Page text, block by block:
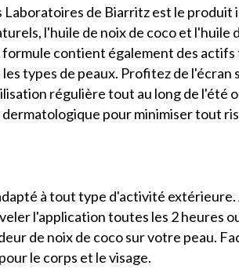
Laboratoires de Biarritz est le
l'huile de noix de coco et
contient également des
types de peaux. Profitez de
régulière tout au long de l'été
pour minimiser tout
à tout type d'activité
l'application toutes les 2 heures
de noix de coco sur votre peau.
le corps et le visage.